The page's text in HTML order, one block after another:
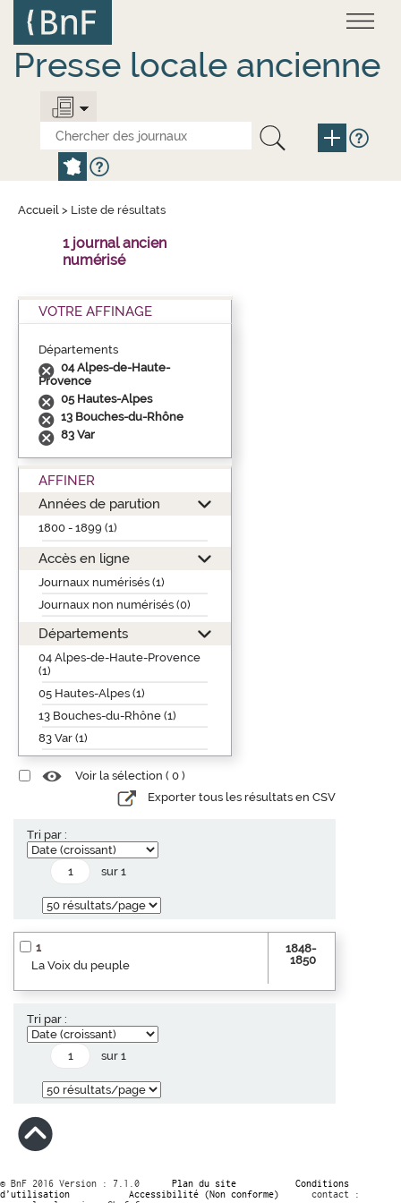
contenu
principal
Presse locale ancienne
Accueil > Liste de résultats
1 journal ancien
numérisé
VOTRE AFFINAGE
Départements
04 Alpes-de-Haute-
Provence
05 Hautes-Alpes
13 Bouches-du-Rhône
83 Var
AFFINER
Années de parution
1800 - 1899 (1)
Accès en ligne
Journaux numérisés (1)
Journaux non numérisés (0)
Départements
04 Alpes-de-Haute-Provence
(1)
05 Hautes-Alpes (1)
13 Bouches-du-Rhône (1)
83 Var (1)
Voir la sélection ( 0 )
Exporter tous les résultats en CSV
Tri par :
sur 1
1
La Voix du peuple
1848-
1850
Tri par :
sur 1
© BnF 2016 Version : 7.1.0 Plan du site
Conditions
d’utilisation
Accessibilité (Non conforme)
contact :
Panneau de gestion des cookies